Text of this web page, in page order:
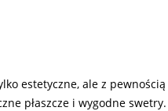
estetyczne, ale z
płaszcze i wygodne swetry.